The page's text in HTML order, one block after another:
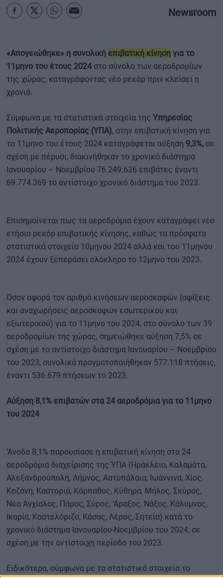
ΤΑΥΤΟΤΗΤΑ
Newsroom
«Απογειώθηκε» η συνολική επιβατική κίνηση για το
11μηνο του έτους 2024 στο σύνολο των αεροδρομίων
της χώρας, καταγράφοντας νέο ρεκόρ πριν κλείσει η
χρονιά.
Σύμφωνα με τα στατιστικά στοιχεία της Υπηρεσίας
Πολιτικής Αεροπορίας (ΥΠΑ), στην επιβατική κίνηση για
το 11μηνο του έτους 2024 καταγράφεται αύξηση 9,3%, σε
σχέση με πέρυσι, διακινήθηκαν το χρονικό διάστημα
Ιανουαρίου – Νοεμβρίου 76.249.626 επιβάτες έναντι
69.774.369 το αντίστοιχο χρονικό διάστημα του 2023.
Επισημαίνεται πως τα αεροδρόμια έχουν καταγράψει νέο
ετήσιο ρεκόρ επιβατικής κίνησης, καθώς τα πρόσφατα
στατιστικά στοιχεία 10μηνου 2024 αλλά και του 11μηνου
2024 έχουν ξεπεράσει ολόκληρο το 12μηνο του 2023.
Όσον αφορά τον αριθμό κινήσεων αεροσκαφών (αφίξεις
και αναχωρήσεις αεροσκαφών εσωτερικού και
εξωτερικού) για το 11μηνο του 2024, στο σύνολο των 39
αεροδρομίων της χώρας, σημειώθηκε αύξηση 7,5% σε
σχέση με το αντίστοιχο διάστημα Ιανουαρίου – Νοεμβρίου
του 2023, συνολικά πραγματοποιήθηκαν 577.118 πτήσεις,
έναντι 536.679 πτήσεων το 2023.
Αύξηση 8,1% επιβατών στα 24 αεροδρόμια για το 11μηνο
του 2024
‘Ανοδο 8,1% παρουσίασε η επιβατική κίνηση στα 24
αεροδρόμια διαχείρισης της ΥΠΑ (Ηράκλειο, Καλαμάτα,
Αλεξανδρούπολη, Λήμνος, Αστυπάλαια, Ιωάννινα, Χίος,
Κοζάνη, Καστοριά, Κάρπαθος, Κύθηρα, Μήλος, Σκύρος,
Νέα Αγχίαλος, Πάρος, Σύρος, ‘Αραξος, Νάξος, Κάλυμνος,
Ικαρία, Καστελόριζο, Κάσος, Λέρος, Σητεία) κατά το
χρονικό διάστημα Ιανουαρίου-Νοεμβρίου του 2024, σε
σχέση με την αντίστοιχη περίοδο του 2023.
Ειδικότερα, σύμφωνα με τα στατιστικά στοιχεία το